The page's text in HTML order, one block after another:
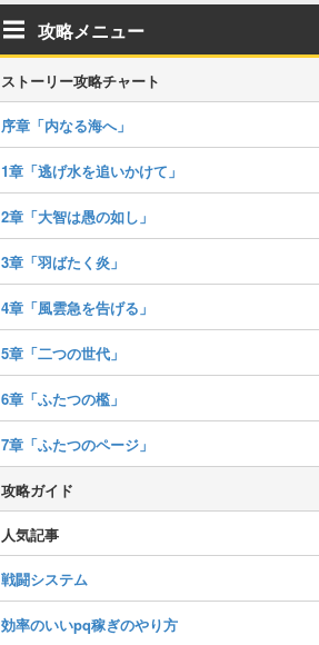
攻略メニュー
ストーリー攻略チャート
序章「内なる海へ」
1章「逃げ水を追いかけて」
2章「大智は愚の如し」
3章「羽ばたく炎」
4章「風雲急を告げる」
5章「二つの世代」
6章「ふたつの檻」
7章「ふたつのページ」
攻略ガイド
人気記事
戦闘システム
効率のいいpq稼ぎのやり方